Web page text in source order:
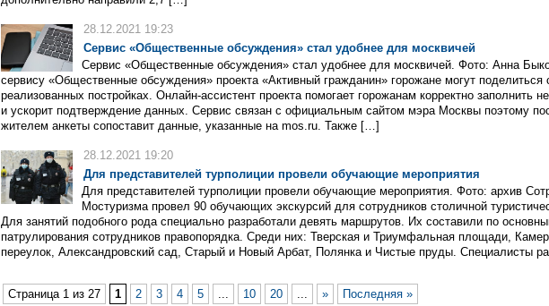
28.12.2021 19:23
Сервис «Общественные обсуждения» стал удобнее для москвичей
Сервис «Общественные обсуждения» стал удобнее для москвичей. Фото: Анна
сервису «Общественные обсуждения» проекта «Активный гражданин» горожане могут
реализованных постройках. Онлайн-ассистент проекта помогает горожанам корректно заполнить
и ускорит подтверждение данных. Сервис связан с официальным сайтом мэра Москвы поэтому
жителем анкеты сопоставит данные, указанные на mos.ru. Также […]
28.12.2021 19:20
Для представителей турполиции провели обучающие мероприятия
Для представителей турполиции провели обучающие мероприятия. Фото: архив
Мостуризма провел 90 обучающих экскурсий для сотрудников столичной
Для занятий подобного рода специально разработали девять маршрутов. Их составили по
патрулирования сотрудников правопорядка. Среди них: Тверская и Триумфальная площади,
переулок, Александровский сад, Старый и Новый Арбат, Полянка и Чистые пруды. Специалисты
Страница 1 из 27 1 2 3 4 5 ... 10 20 ... » Последняя »